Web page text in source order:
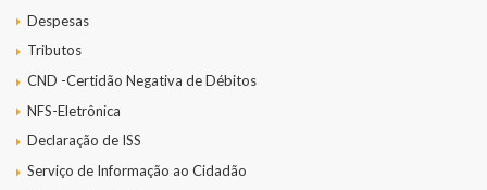
Despesas
Tributos
CND -Certidão Negativa de Débitos
NFS-Eletrônica
Declaração de ISS
Serviço de Informação ao Cidadão